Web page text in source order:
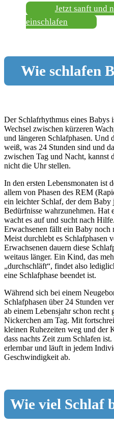
Jetzt sanft und
einschlafen
Wie schlafen
Der Schlafrhythmus eines Babys
Wechsel zwischen kürzeren
und längeren Schlafphasen. Und
weiß, was 24 Stunden sind und
zwischen Tag und Nacht, kannst
nicht die Uhr stellen.
In den ersten Lebensmonaten ist
allem von Phasen des REM
ein leichter Schlaf, der dem Baby
Bedürfnisse wahrzunehmen. Hat
wacht es auf und sucht nach
Erwachsenen fällt ein Baby noch
Meist durchlebt es Schlafphasen
Erwachsenen dauern diese
weitaus länger. Ein Kind, das
„durchschläft“, findet also
eine Schlafphase beendet ist.
Während sich bei einem
Schlafphasen über 24 Stunden
ab einem Lebensjahr schon
Nickerchen am Tag. Mit
kleinen Ruhezeiten weg und der
dass nachts Zeit zum Schlafen
erlernbar und läuft in jedem
Geschwindigkeit ab.
Wie viel Schlaf